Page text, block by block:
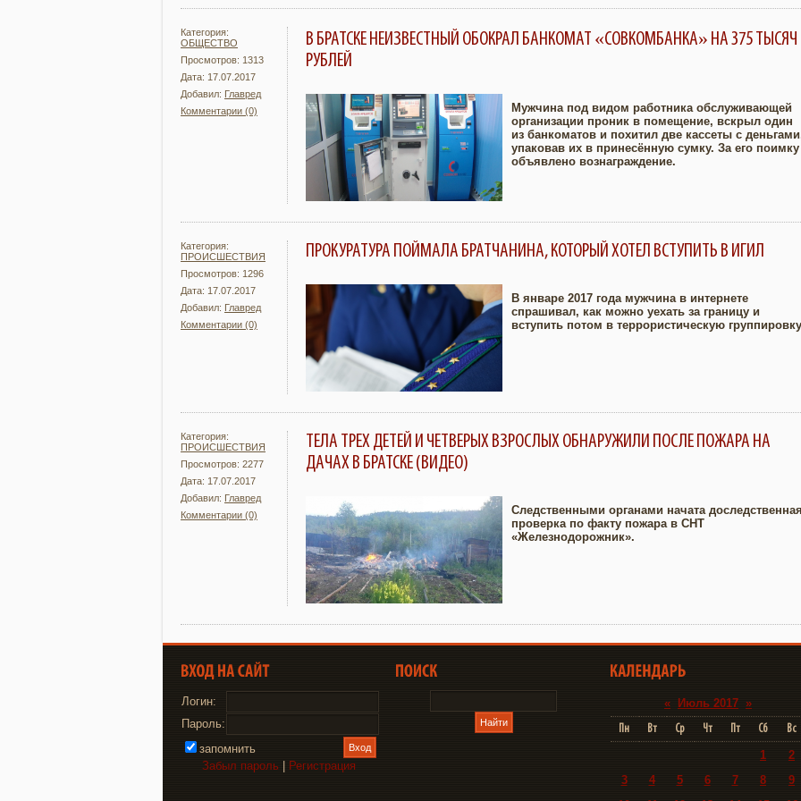
Категория:
ОБЩЕСТВО
Просмотров: 1313
Дата: 17.07.2017
Добавил: Главред
Комментарии (0)
В БРАТСКЕ НЕИЗВЕСТНЫЙ ОБОКРАЛ БАНКОМАТ «СОВКОМБАНКА» НА 375 ТЫСЯЧ
РУБЛЕЙ
Подробнее Увеличить
Мужчина под видом работника обслуживающей
организации проник в помещение, вскрыл один
из банкоматов и похитил две кассеты с
упаковав их в принесённую сумку. За его поимку
объявлено вознаграждение.
Категория:
ПРОИСШЕСТВИЯ
Просмотров: 1296
Дата: 17.07.2017
Добавил: Главред
Комментарии (0)
ПРОКУРАТУРА ПОЙМАЛА БРАТЧАНИНА, КОТОРЫЙ ХОТЕЛ ВСТУПИТЬ В ИГИЛ
Подробнее Увеличить
В январе 2017 года мужчина в интернете
спрашивал, как можно уехать за границу и
вступить потом в террористическую
Категория:
ПРОИСШЕСТВИЯ
Просмотров: 2277
Дата: 17.07.2017
Добавил: Главред
Комментарии (0)
ТЕЛА ТРЕХ ДЕТЕЙ И ЧЕТВЕРЫХ ВЗРОСЛЫХ ОБНАРУЖИЛИ ПОСЛЕ ПОЖАРА НА
ДАЧАХ В БРАТСКЕ (ВИДЕО)
Подробнее Увеличить
Следственными органами начата
проверка по факту пожара в СНТ
«Железнодорожник».
Логин:
Пароль:
запомнить
Забыл пароль
Регистрация
« Июль 2017 »
Пн
Вт Ср Чт Пт Сб
Вс
1
2
3
4 5 6 7 8
9